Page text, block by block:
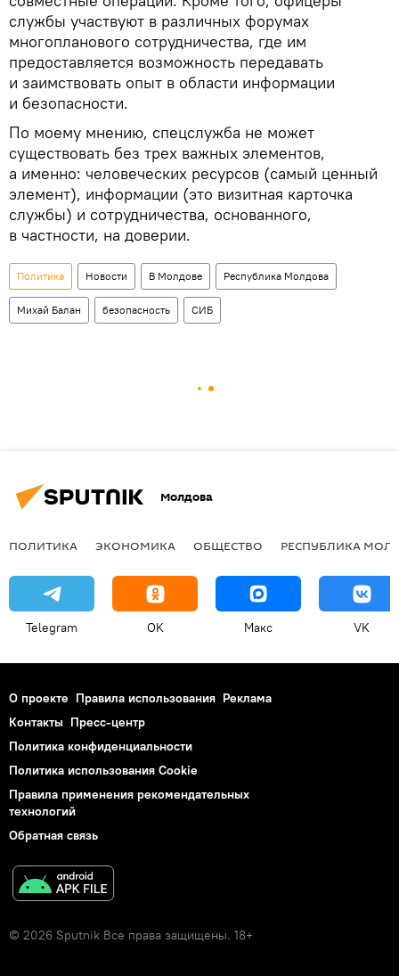
службы участвуют в различных форумах
многопланового сотрудничества, где им
предоставляется возможность передавать
и заимствовать опыт в области информации
и безопасности.
По моему мнению, спецслужба не может
существовать без трех важных элементов,
а именно: человеческих ресурсов (самый ценный
элемент), информации (это визитная карточка
службы) и сотрудничества, основанного,
в частности, на доверии.
Политика Новости В Молдове Республика Молдова
Михай Балан безопасность СИБ
Молдова
ПОЛИТИКА ЭКОНОМИКА ОБЩЕСТВО РЕСПУБЛИКА
Telegram OK Макс VK
О проекте Правила использования Реклама
Контакты Пресс-центр
Политика конфиденциальности
Политика использования Cookie
Правила применения рекомендательных
технологий
Обратная связь
© 2026 Sputnik Все права защищены. 18+